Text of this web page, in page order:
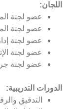
اللجان:
عضو لجنة
عضو لجنة
عضو لجنة
عضو لجنة
عضو لجنة
الدورات التدريبية:
التدقيق